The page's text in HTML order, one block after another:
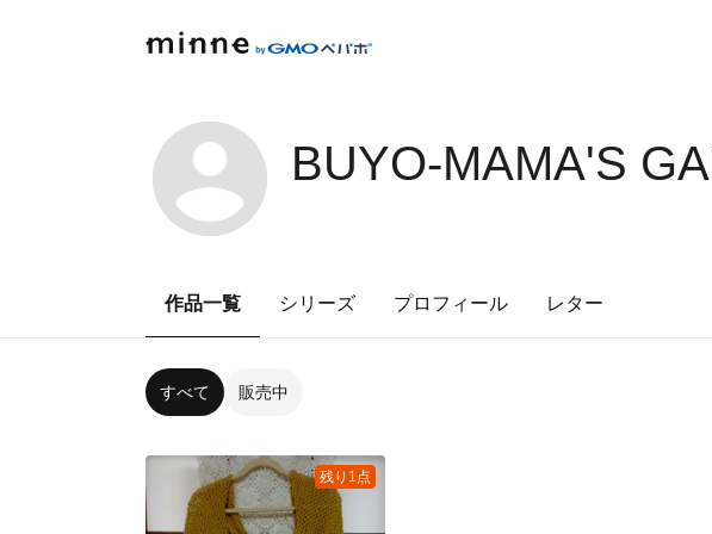
BUYO-MAMA'S
作品一覧 シリーズ プロフィール レター
すべて 販売中
残り1点